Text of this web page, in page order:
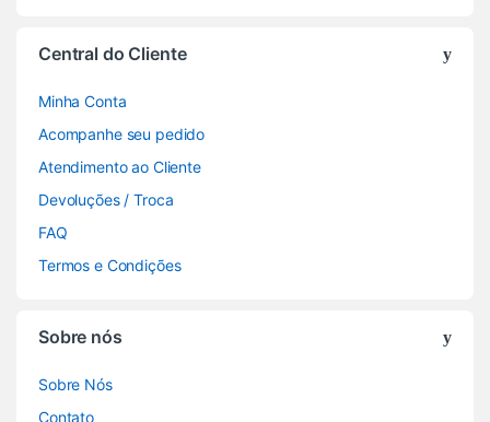
Central do Cliente
Minha Conta
Acompanhe seu pedido
Atendimento ao Cliente
Devoluções / Troca
FAQ
Termos e Condições
Sobre nós
Sobre Nós
Contato